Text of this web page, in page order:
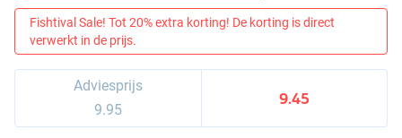
Fishtival Sale! Tot 20% extra korting! De korting is direct
verwerkt in de prijs.
Adviesprijs
9.95
9.45